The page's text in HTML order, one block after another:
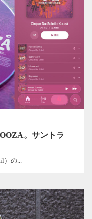
。サントラ
）の...